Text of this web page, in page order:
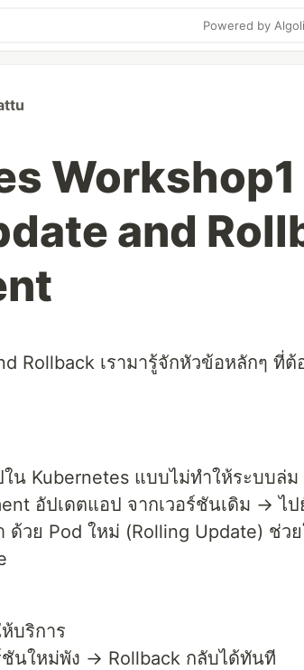
Powered by
Workshop1
and
Rollback เรามารู้จักหัวข้อหลักๆ ที่ต้
น Kubernetes แบบไม่ทำให้ระบบล่ม
อัปเดตแอป จากเวอร์ชันเดิม → ไป
ด้วย Pod ใหม่ (Rolling Update) ช่ว
บริการ
ชันใหม่พัง → Rollback กลับได้ทันที